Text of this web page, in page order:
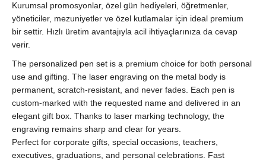
Kurumsal promosyonlar, özel gün hediyeleri, öğretmenler,
yöneticiler, mezuniyetler ve özel kutlamalar için ideal premium
bir settir. Hızlı üretim avantajıyla acil ihtiyaçlarınıza da cevap
verir.
The personalized pen set is a premium choice for both personal
use and gifting. The laser engraving on the metal body is
permanent, scratch-resistant, and never fades. Each pen is
custom-marked with the requested name and delivered in an
elegant gift box. Thanks to laser marking technology, the
engraving remains sharp and clear for years.
Perfect for corporate gifts, special occasions, teachers,
executives, graduations, and personal celebrations. Fast